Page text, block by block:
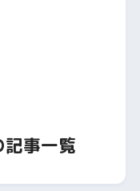
記事一覧